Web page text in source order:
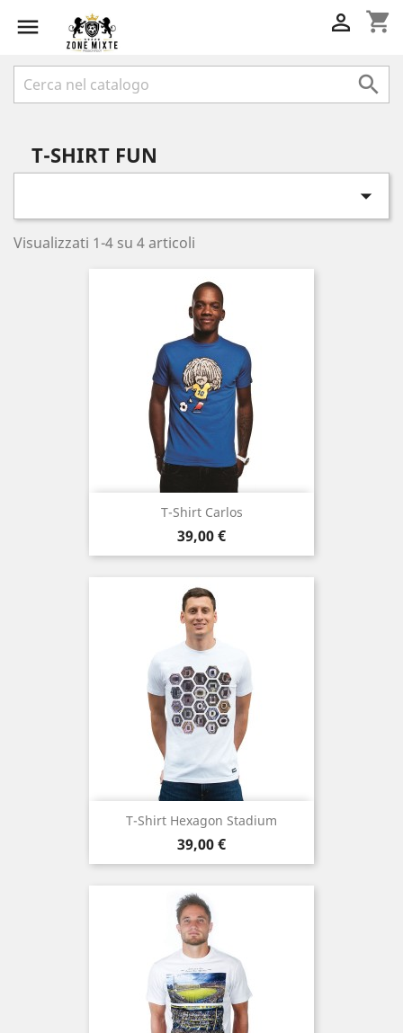
 shopping_cart


T-SHIRT FUN

Visualizzati 1-4 su 4 articoli
T-Shirt Carlos
Prezzo
39,00 €
T-Shirt Hexagon Stadium
Prezzo
39,00 €